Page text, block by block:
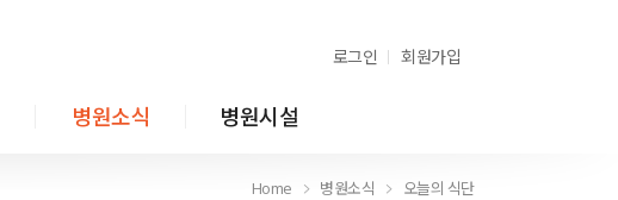
로그인 회원가입
병원소식 병원시설
Home
Home 병원소식 오늘의 식단